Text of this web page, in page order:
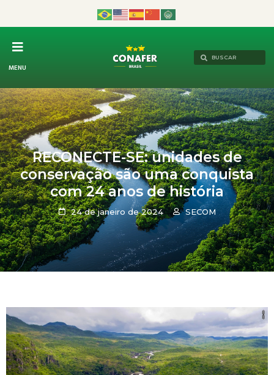
MENU
RECONECTE-SE: unidades de
conservação são uma conquista
com 24 anos de história
24 de janeiro de 2024 SECOM